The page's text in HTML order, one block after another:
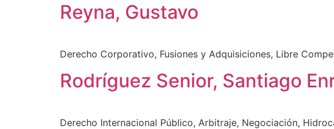
Reyna, Gustavo
Derecho Corporativo, Fusiones y Adquisiciones, Libre
Rodríguez Senior, Santiago
Derecho Internacional Público, Arbitraje, Negociación,